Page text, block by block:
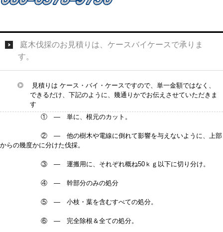
庭木伐採のお見積りは、ケースバイケースで承りま
す。
見積りは ケース・バイ・ケースですので、単一金額ではなく、
できるだけ、下記のように、幾通りかでお伝えさせていただきま
す
① — 単に、根元のカット。
② — 他の樹木や電線に倒れて影響を与えないように、上部
からの幾度かに分けた伐採。
③ — 運搬用に、それぞれ概ね50ｋｇ以下に切り分け。
④ — 幹部分のみの処分
⑤ — 小枝・葉を含むすべての処分。
⑥ — 完全除根＆全ての処分。